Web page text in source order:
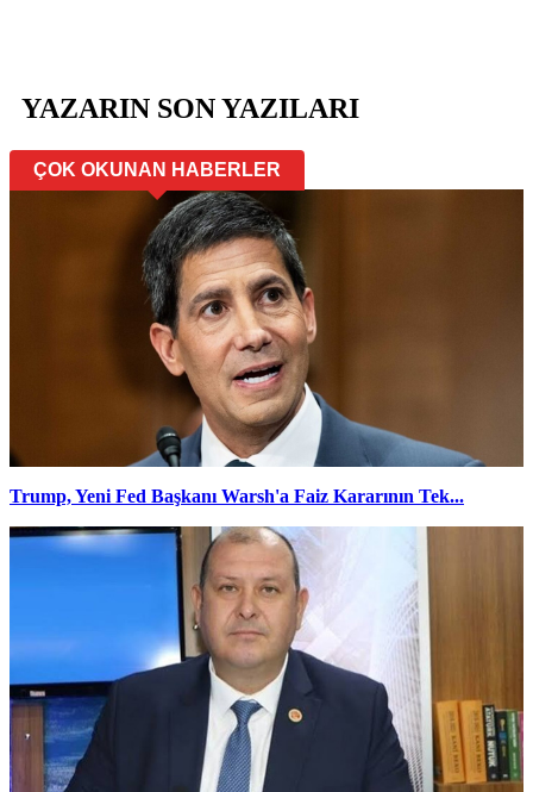
YAZARIN SON YAZILARI
ÇOK OKUNAN HABERLER
Trump, Yeni Fed Başkanı Warsh'a Faiz Kararının Tek...